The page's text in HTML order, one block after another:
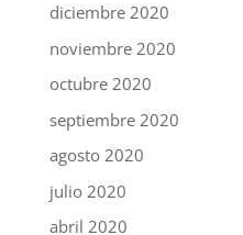
diciembre 2020
noviembre 2020
octubre 2020
septiembre 2020
agosto 2020
julio 2020
abril 2020